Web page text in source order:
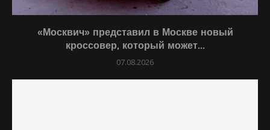
«Москвич» представил в Москве новый
кроссовер, который может...
07.08.2026